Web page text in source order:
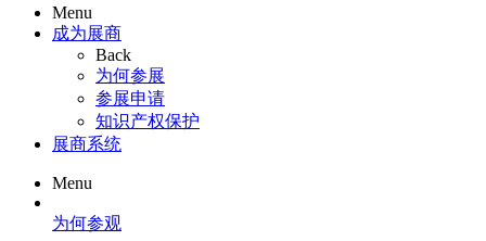
Menu
成为展商
Back
为何参展
参展申请
知识产权保护
展商系统
Menu
为何参观